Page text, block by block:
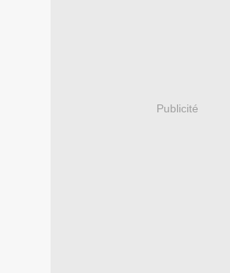
Publicité